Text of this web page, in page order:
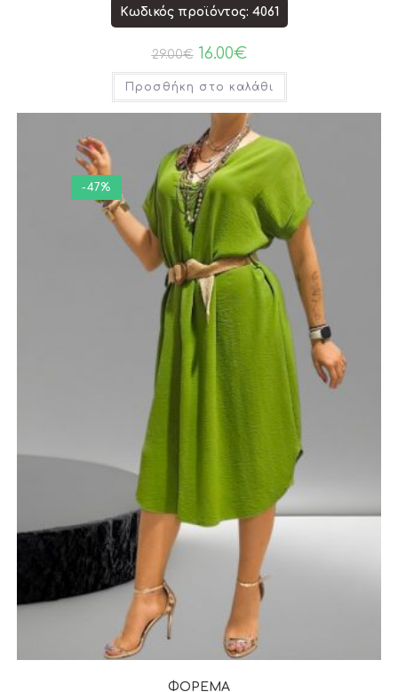
Κωδικός προϊόντος: 4061
29.00€ 16.00€
Προσθήκη στο καλάθι
-47%
ΦΟΡΕΜΑ